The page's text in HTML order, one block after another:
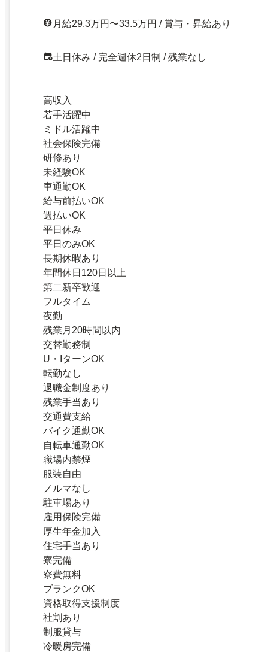
月給29.3万円〜33.5万円 / 賞与・昇給あり
土日休み / 完全週休2日制 / 残業なし
高収入
若手活躍中
ミドル活躍中
社会保険完備
研修あり
未経験OK
車通勤OK
給与前払いOK
週払いOK
平日休み
平日のみOK
長期休暇あり
年間休日120日以上
第二新卒歓迎
フルタイム
夜勤
残業月20時間以内
交替勤務制
U・IターンOK
転勤なし
退職金制度あり
残業手当あり
交通費支給
バイク通勤OK
自転車通勤OK
職場内禁煙
服装自由
ノルマなし
駐車場あり
雇用保険完備
厚生年金加入
住宅手当あり
寮完備
寮費無料
ブランクOK
資格取得支援制度
社割あり
制服貸与
冷暖房完備